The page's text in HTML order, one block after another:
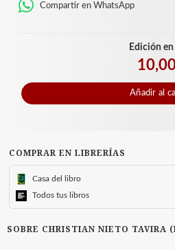
Compartir en WhatsApp
Edición en
Añadir al
COMPRAR EN LIBRERÍAS
Casa del libro
Todos tus libros
SOBRE CHRISTIAN NIETO TAVIRA